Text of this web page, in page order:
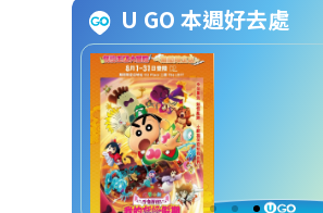
U GO 本週好去處